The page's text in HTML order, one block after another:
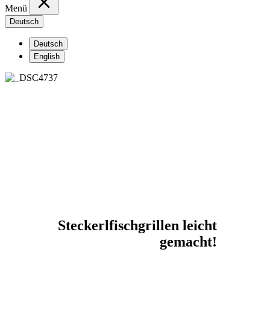
Menü
Deutsch
Deutsch
English
Steckerlfischgrillen leicht
gemacht!